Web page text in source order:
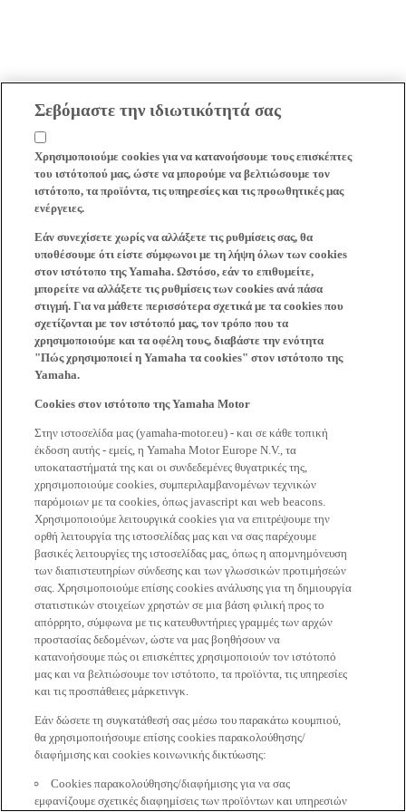
Σεβόμαστε την ιδιωτικότητά σας
Χρησιμοποιούμε cookies για να κατανοήσουμε τους επισκέπτες
του ιστότοπού μας, ώστε να μπορούμε να βελτιώσουμε τον
ιστότοπο, τα προϊόντα, τις υπηρεσίες και τις προωθητικές μας
ενέργειες.
Εάν συνεχίσετε χωρίς να αλλάξετε τις ρυθμίσεις σας, θα
υποθέσουμε ότι είστε σύμφωνοι με τη λήψη όλων των cookies
στον ιστότοπο της Yamaha. Ωστόσο, εάν το επιθυμείτε,
μπορείτε να αλλάξετε τις ρυθμίσεις των cookies ανά πάσα
στιγμή. Για να μάθετε περισσότερα σχετικά με τα cookies που
σχετίζονται με τον ιστότοπό μας, τον τρόπο που τα
χρησιμοποιούμε και τα οφέλη τους, διαβάστε την ενότητα
"Πώς χρησιμοποιεί η Yamaha τα cookies" στον ιστότοπο της
Yamaha.
Cookies στον ιστότοπο της Yamaha Motor
Στην ιστοσελίδα μας (yamaha-motor.eu) - και σε κάθε τοπική
έκδοση αυτής - εμείς, η Yamaha Motor Europe N.V., τα
υποκαταστήματά της και οι συνδεδεμένες θυγατρικές της,
χρησιμοποιούμε cookies, συμπεριλαμβανομένων τεχνικών
παρόμοιων με τα cookies, όπως javascript και web beacons.
Χρησιμοποιούμε λειτουργικά cookies για να επιτρέψουμε την
ορθή λειτουργία της ιστοσελίδας μας και να σας παρέχουμε
βασικές λειτουργίες της ιστοσελίδας μας, όπως η απομνημόνευση
των διαπιστευτηρίων σύνδεσης και των γλωσσικών προτιμήσεών
σας. Χρησιμοποιούμε επίσης cookies ανάλυσης για τη δημιουργία
στατιστικών στοιχείων χρηστών σε μια βάση φιλική προς το
απόρρητο, σύμφωνα με τις κατευθυντήριες γραμμές των αρχών
προστασίας δεδομένων, ώστε να μας βοηθήσουν να
κατανοήσουμε πώς οι επισκέπτες χρησιμοποιούν τον ιστότοπό
μας και να βελτιώσουμε τον ιστότοπο, τα προϊόντα, τις υπηρεσίες
και τις προσπάθειες μάρκετινγκ.
Εάν δώσετε τη συγκατάθεσή σας μέσω του παρακάτω κουμπιού,
θα χρησιμοποιήσουμε επίσης cookies παρακολούθησης/
διαφήμισης και cookies κοινωνικής δικτύωσης:
Cookies παρακολούθησης/διαφήμισης για να σας
εμφανίζουμε σχετικές διαφημίσεις των προϊόντων και υπηρεσιών